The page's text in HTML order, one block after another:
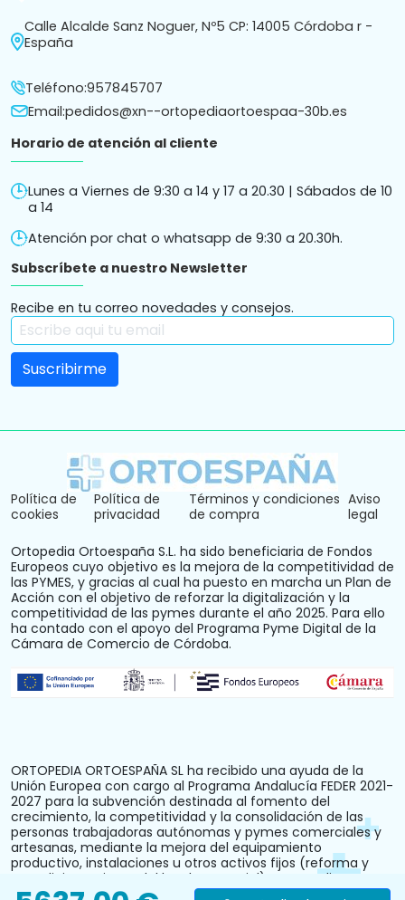
Calle Alcalde Sanz Noguer, Nº5 CP: 14005 Córdoba r -
España
Teléfono:957845707
Email:pedidos@xn--ortopediaortoespaa-30b.es
Horario de atención al cliente
Lunes a Viernes de 9:30 a 14 y 17 a 20.30 | Sábados de 10
a 14
Atención por chat o whatsapp de 9:30 a 20.30h.
Subscríbete a nuestro Newsletter
Recibe en tu correo novedades y consejos.
Política de
cookies
Política de
privacidad
Términos y condiciones
de compra
Aviso
legal
Ortopedia Ortoespaña S.L. ha sido beneficiaria de Fondos
Europeos cuyo objetivo es la mejora de la competitividad de
las PYMES, y gracias al cual ha puesto en marcha un Plan de
Acción con el objetivo de reforzar la digitalización y la
competitividad de las pymes durante el año 2025. Para ello
ha contado con el apoyo del Programa Pyme Digital de la
Cámara de Comercio de Córdoba.
ORTOPEDIA ORTOESPAÑA SL ha recibido una ayuda de la
Unión Europea con cargo al Programa Andalucía FEDER 2021-
2027 para la subvención destinada al fomento del
crecimiento, la competitividad y la consolidación de las
personas trabajadoras autónomas y pymes comerciales y
artesanas, mediante la mejora del equipamiento
productivo, instalaciones u otros activos fijos (reforma y
acondicionamiento del local comercial). N.º Expediente:
PYM242024CO000000028.